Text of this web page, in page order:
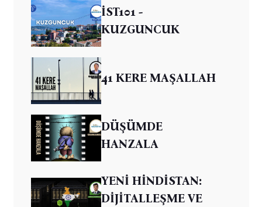
İST101 -
KUZGUNCUK
41 KERE MAŞALLAH
DÜŞÜMDE
HANZALA
YENİ HİNDİSTAN:
DİJİTALLEŞME VE